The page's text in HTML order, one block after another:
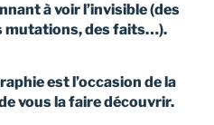
à voir l’invisible (des
mutations, des faits…).
est l’occasion de la
vous la faire découvrir.